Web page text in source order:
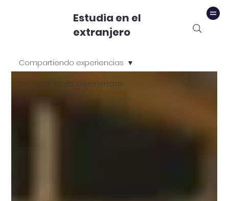
Estudia en el
extranjero
Compartiendo experiencias
Latest News
Compartiendo experiencias